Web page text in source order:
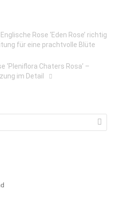
Rose ‘Eden Rose’ richtig
für eine prachtvolle Blüte
‘Pleniflora Chaters Rosa’ –
im Detail